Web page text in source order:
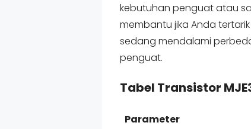
kebutuhan penguat atau
membantu jika Anda
sedang mendalami
penguat.
Tabel Transistor
Parameter